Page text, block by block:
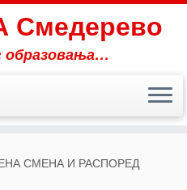
образовања…
СМЕНА И РАСПОРЕД